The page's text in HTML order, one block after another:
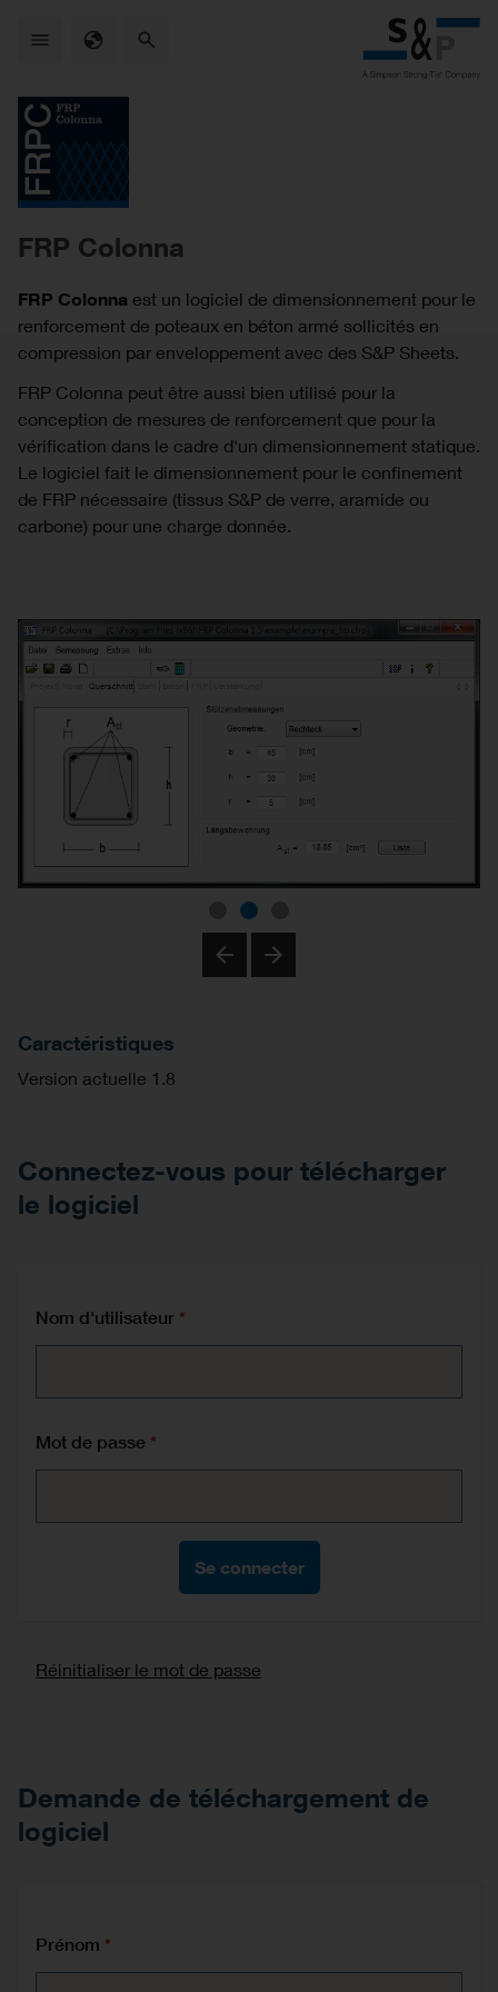
content
FRP Colonna
FRP Colonna est un logiciel de dimensionnement pour le
renforcement de poteaux en béton armé sollicités en
compression par enveloppement avec des S&P Sheets.
FRP Colonna peut être aussi bien utilisé pour la
conception de mesures de renforcement que pour la
vérification dans le cadre d'un dimensionnement statique.
Le logiciel fait le dimensionnement pour le confinement
de FRP nécessaire (tissus S&P de verre, aramide ou
carbone) pour une charge donnée.
Caractéristiques
Version actuelle 1.8
Connectez-vous pour télécharger
le logiciel
Nom d'utilisateur
Mot de passe
Réinitialiser le mot de passe
Demande de téléchargement de
logiciel
Prénom